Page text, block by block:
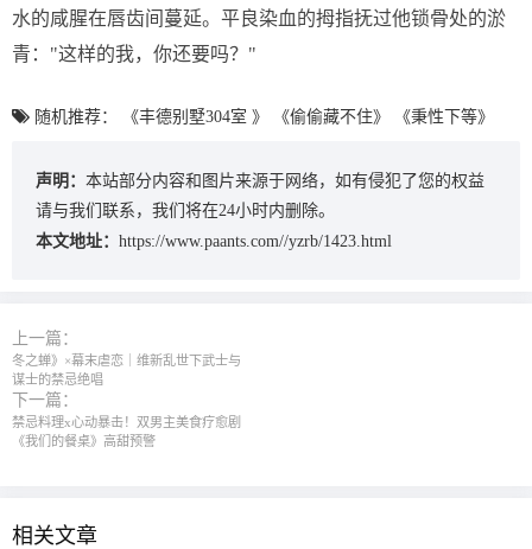
水的咸腥在唇齿间蔓延。平良染血的拇指抚过他锁骨处的淤
青："这样的我，你还要吗？"
随机推荐： 《丰德别墅304室 》 《偷偷藏不住》 《秉性下等》
声明： 本站部分内容和图片来源于网络，如有侵犯了您的权益
请与我们联系，我们将在24小时内删除。
本文地址： https://www.paants.com//yzrb/1423.html
上一篇：
冬之蝉》×幕末虐恋｜维新乱世下武士与
谋士的禁忌绝唱
下一篇：
禁忌料理x心动暴击！双男主美食疗愈剧
《我们的餐桌》高甜预警
相关文章